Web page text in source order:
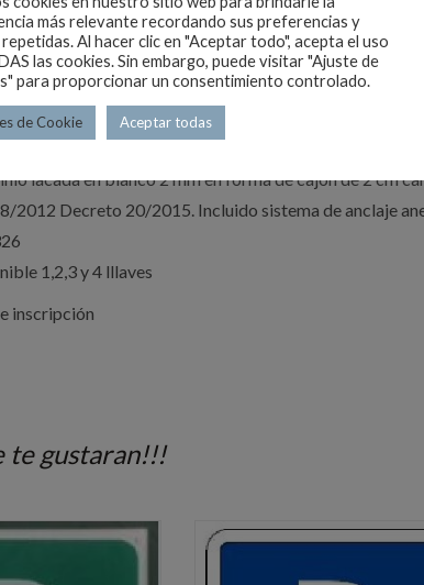
Descripción
lacada en blanco 2 mm en forma de cajón de 2 cm
2012 Decreto 20/2015. Incluido sistema de anclaje
1,2,3 y 4 lllaves
inscripción
te gustaran!!!
más relevante recordando sus preferencias y
Al hacer clic en "Aceptar todo", acepta el uso
las cookies. Sin embargo, puede visitar "Ajuste de
para proporcionar un consentimiento controlado.
de Cookie Aceptar todas